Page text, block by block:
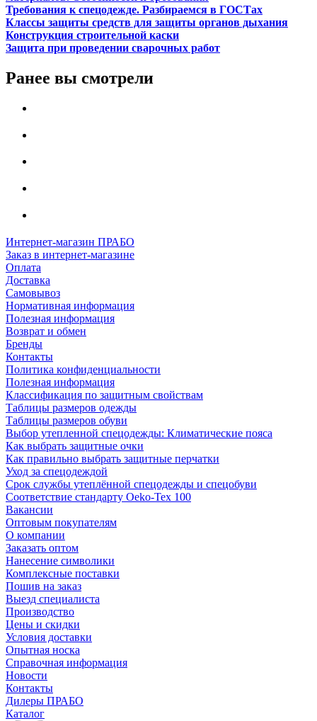
Требования к спецодежде. Разбираемся в ГОСТах
Классы защиты средств для защиты органов дыхания
Конструкция строительной каски
Защита при проведении сварочных работ
Ранее вы смотрели
Интернет-магазин ПРАБО
Заказ в интернет-магазине
Оплата
Доставка
Самовывоз
Нормативная информация
Полезная информация
Возврат и обмен
Бренды
Контакты
Политика конфиденциальности
Полезная информация
Классификация по защитным свойствам
Таблицы размеров одежды
Таблицы размеров обуви
Выбор утепленной спецодежды: Климатические пояса
Как выбрать защитные очки
Как правильно выбрать защитные перчатки
Уход за спецодеждой
Срок службы утеплённой спецодежды и спецобуви
Соответствие стандарту Oeko-Tex 100
Вакансии
Оптовым покупателям
О компании
Заказать оптом
Нанесение символики
Комплексные поставки
Пошив на заказ
Выезд специалиста
Производство
Цены и скидки
Условия доставки
Опытная носка
Справочная информация
Новости
Контакты
Дилеры ПРАБО
Каталог